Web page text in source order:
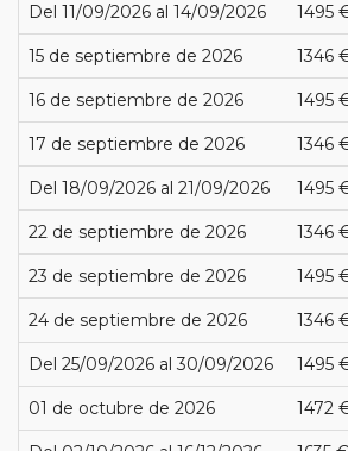
Del 11/09/2026 al 14/09/2026 1495
15 de septiembre de 2026 1346
16 de septiembre de 2026 1495
17 de septiembre de 2026 1346
Del 18/09/2026 al 21/09/2026 1495
22 de septiembre de 2026 1346
23 de septiembre de 2026 1495
24 de septiembre de 2026 1346
Del 25/09/2026 al 30/09/2026 1495
01 de octubre de 2026 1472